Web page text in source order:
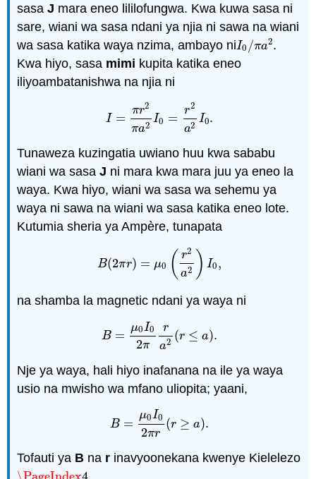
sasaJ mara eneo lililofungwa. Kwa kuwa sasa ni
sare, wiani wa sasa ndani ya njia ni sawa na wiani
wa sasa katika waya nzima, ambayo niI0 /πa2
I0 /πa2.
Kwa hiyo, sasa mimi kupita katika eneo
iliyoambatanishwa na njia ni
I =
πr2
πa2
I0 =
r2
a2
I0.
I=π 2πa2I0= 2a2I0
Tunaweza kuzingatia uwiano huu kwa sababu
wiani wa sasaJ ni mara kwa mara juu ya eneo la
waya. Kwa hiyo, wiani wa sasa wa sehemu ya
waya ni sawa na wiani wa sasa katika eneo lote.
Kutumia sheria ya Ampère, tunapata
B(2πr) = μ0 ( r2
a2 ) I0 ,
B(2πr )= μ0( r2a2 I0,
na shamba la magnetic ndani ya waya ni
B =
μ0I0
2π
r
a2 (r ≤ a).
B =μ0I02πra2( r≤a).
Nje ya waya, hali hiyo inafanana na ile ya waya
usio na mwisho wa mfano uliopita; yaani,
B =
μ0I0
2πr
(r ≥ a).
B =μ 0I02πr( r≥ a).
Tofauti ya B na r inavyoonekana kwenye Kielelezo